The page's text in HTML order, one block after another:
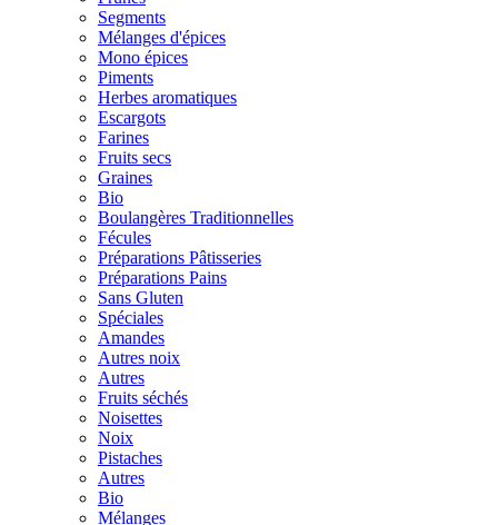
Segments
Mélanges d'épices
Mono épices
Piments
Herbes aromatiques
Escargots
Farines
Fruits secs
Graines
Bio
Boulangères Traditionnelles
Fécules
Préparations Pâtisseries
Préparations Pains
Sans Gluten
Spéciales
Amandes
Autres noix
Autres
Fruits séchés
Noisettes
Noix
Pistaches
Autres
Bio
Mélanges